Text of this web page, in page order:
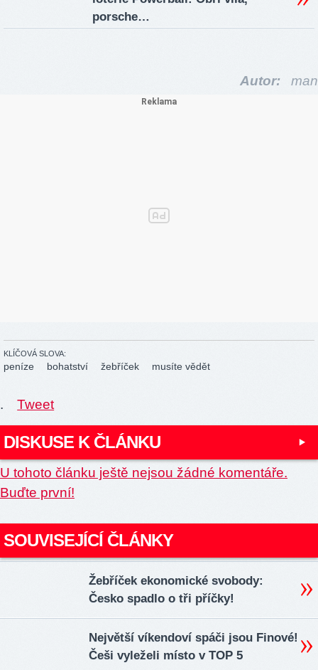
porsche…
Autor: man
KLÍČOVÁ SLOVA:
peníze bohatství žebříček musíte vědět
. Tweet
DISKUSE K ČLÁNKU
U tohoto článku ještě nejsou žádné komentáře.
Buďte první!
SOUVISEJÍCÍ ČLÁNKY
Žebříček ekonomické svobody:
Česko spadlo o tři příčky!
Největší víkendoví spáči jsou Finové!
Češi vyleželi místo v TOP 5